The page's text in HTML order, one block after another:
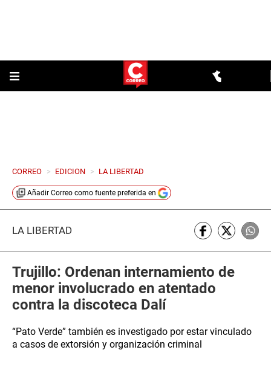
CORREO > EDICION > LA LIBERTAD
Añadir Correo como fuente preferida en
LA LIBERTAD
Trujillo: Ordenan internamiento de
menor involucrado en atentado
contra la discoteca Dalí
“Pato Verde” también es investigado por estar vinculado
a casos de extorsión y organización criminal